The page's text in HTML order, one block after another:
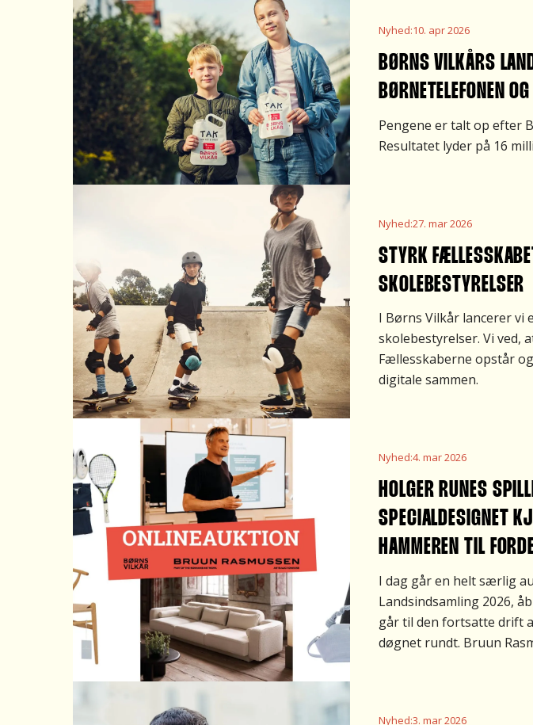
Nyhed:10. apr 2026
BØRNS VILKÅRS
BØRNETELEFONEN
Pengene er talt op efter
Resultatet lyder på 16
Nyhed:27. mar 2026
STYRK
SKOLEBESTYRELSER
I Børns Vilkår lancerer
skolebestyrelser. Vi ved,
Fællesskaberne opstår
digitale sammen.
Nyhed:4. mar 2026
HOLGER RUNES
SPECIALDESIGNET
HAMMEREN TIL
I dag går en helt særlig
Landsindsamling 2026,
går til den fortsatte drift
døgnet rundt. Bruun
Nyhed:3. mar 2026